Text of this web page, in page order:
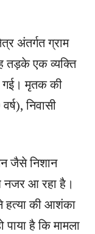
अंतर्गत ग्राम
एक व्यक्ति
मृतक की
निवासी
जैसे निशान
नजर आ रहा है।
हत्या की आशंका
है कि मामला